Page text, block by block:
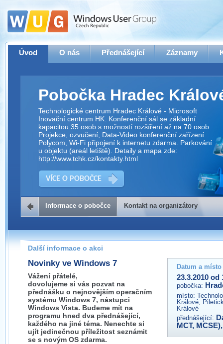
Úvod O nás Přednášející Záznamy
Pobočka Hradec
Technologické centrum Hradec Králové - Microsoft
Inovační centrum HK. Konferenční sál se základní
kapacitou 35 osob s možností rozšíření až na 70 osob.
Projekce, ozvučení, Data-Video konferenční zařízení
Polycom, Wi-Fi připojení k internetu zdarma. Parkování
u objektu (areál letiště). Detaily a mapa zde:
http://www.tchk.cz/kontakty.html
VÍCE O POBOČCE
Kontakt na organizátory
Pokud máte jakýkoliv dotaz na organizátory této akce,
prosím neváhejte nás kontaktovat na e-mailu:
hradec@wug.cz
Informace o pobočce Kontakt na organizátory
Další informace o akci
Novinky ve Windows 7
Vážení přátelé,
dovolujeme si vás pozvat na
přednášku o nejnovějším operačním
systému Windows 7, nástupci
Windows Vista. Budeme mít na
programu hned dva přednášející,
každého na jiné téma. Nenechte si
ujít jedinečnou příležitost seznámit
se s novým OS zdarma.
Datum a
23.3.2010 od
pobočka:
místo:
Králové,
Králové
přednášející:
MCT, MCSE)